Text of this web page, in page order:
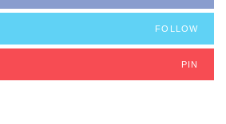
FOLLOW
PIN